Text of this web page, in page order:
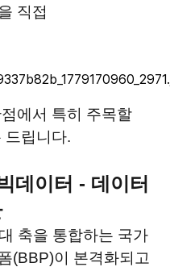
직접
에서 특히 주목할
드립니다.
데이터 - 데이터
축을 통합하는 국가
(BBP)이 본격화되고